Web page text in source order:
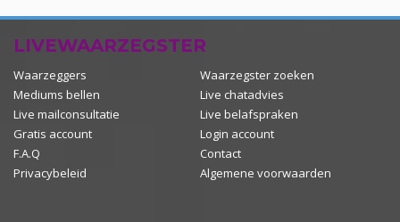
LIVEWAARZEGSTER
Waarzeggers
Waarzegster zoeken
Mediums bellen
Live chatadvies
Live mailconsultatie
Live belafspraken
Gratis account
Login account
F.A.Q
Contact
Privacybeleid
Algemene voorwaarden